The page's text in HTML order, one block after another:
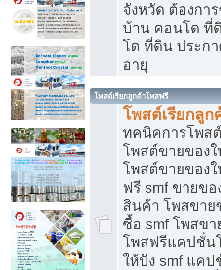
จังหวัด ต้องกา
บ้าน คอนโด ที่
โด ที่ดิน ประก
อายุ
โพสต์เรียกลูกค้าโพสฟรี
โพสต์เรียกลูก
ทคนิคการโพส
โพสต์ขายของ
โพสต์ขายของ
ฟรี smf ขายข
สินค้า โพสขาย
ซื้อ smf โพสข
โพสฟรีแคปชั่น
ให้ปัง smf แค